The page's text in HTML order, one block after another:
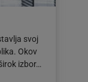
svoj
Okov
izbor…